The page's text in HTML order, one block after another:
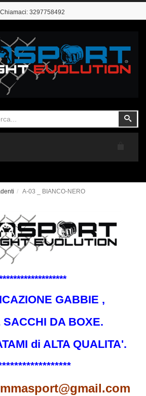
Chiamaci: 3297758492
A-03 _ BIANCO-NERO
GABBIE ,
SACCHI DA BOXE.
di ALTA QUALITA'.